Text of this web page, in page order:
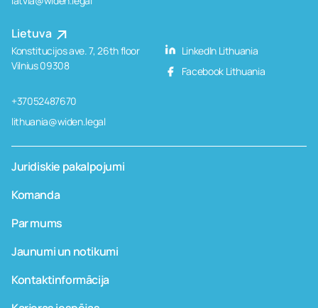
Lietuva
Konstitucijos ave. 7, 26th floor
Vilnius 09308
+37052487670
lithuania@widen.legal
LinkedIn Lithuania
Facebook Lithuania
Juridiskie pakalpojumi
Komanda
Par mums
Jaunumi un notikumi
Kontaktinformācija